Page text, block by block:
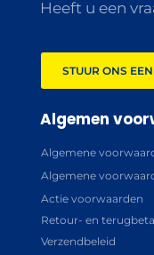
Heeft u een
STUUR ONS
Algemen
Algemene
Algemene
Actie voorwaarden
Retour- en
Verzendbeleid